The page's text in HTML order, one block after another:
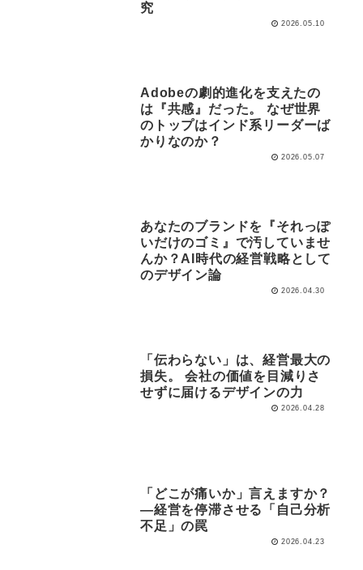
究
2026.05.10
Adobeの劇的進化を支えたの
は『共感』だった。 なぜ世界
のトップはインド系リーダーば
かりなのか？
2026.05.07
あなたのブランドを『それっぽ
いだけのゴミ』で汚していませ
んか？AI時代の経営戦略として
のデザイン論
2026.04.30
「伝わらない」は、経営最大の
損失。 会社の価値を目減りさ
せずに届けるデザインの力
2026.04.28
「どこが痛いか」言えますか？
―経営を停滞させる「自己分析
不足」の罠
2026.04.23